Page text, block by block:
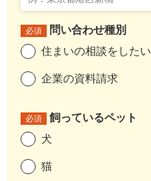
必須
問い合わせ種別
住まいの相談をしたい
企業の資料請求
必須
飼っているペット
犬
猫